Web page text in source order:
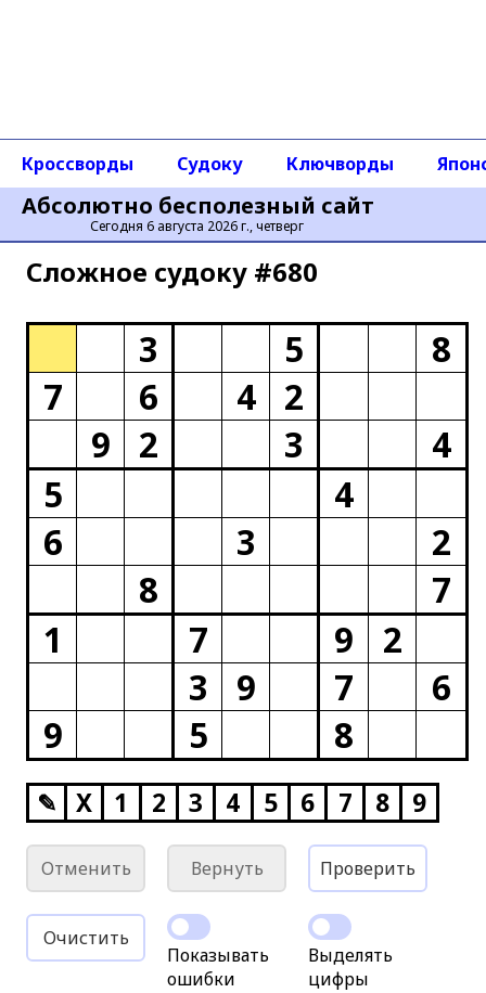
Абсолютно бесполезный сайт
Сегодня 6 августа 2026 г., четверг
Кроссворды Судоку Ключворды
Сложное cудоку #680
3 5
8
7
6 4
2
9
2 3
4
5
4
6
3
2
8
7
1
7 9
2
3
9 7
6
9
5 8
✎ X 1 2 3 4 5 6 7 8 9
Отменить Вернуть Проверить
Очистить
Показывать
ошибки
Выделять
цифры